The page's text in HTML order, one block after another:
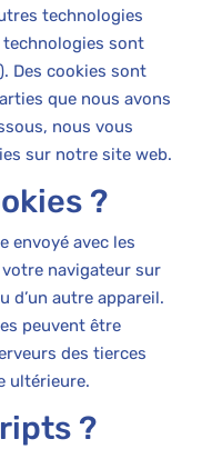
technologies
sont
Des cookies sont
que nous avons
nous vous
sur notre site web.
?
envoyé avec les
navigateur sur
d’un autre appareil.
peuvent être
des tierces
ultérieure.
?